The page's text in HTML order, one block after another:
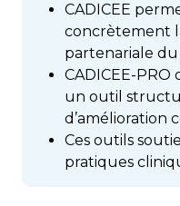
CADICEE
concrètement
partenariale
CADICEE-
un outil
d’amélioration
Ces outils
prati­ques